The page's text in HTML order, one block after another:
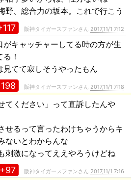
野、総合力の坂本。これで行こう
阪神タイガースファンさん 2017,11/1 7:12
がキャッチャーしてる時の方が生
！
見てて寂しそうやったもん
阪神タイガースファンさん 2017,11/1 7:18
てください」って直訴したんや
せるって言ったわけちゃうからキ
ないとわからんな
刺激になってええやろうけどね
+97 阪神タイガースファンさん 2017,11/1 7:16